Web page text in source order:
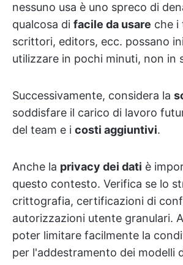
nessuno usa è uno spreco di
qualcosa di facile da usare che i
scrittori, editors, ecc. possano
utilizzare in pochi minuti, non in
Successivamente, considera la
soddisfare il carico di lavoro
del team e i costi aggiuntivi.
Anche la privacy dei dati è
questo contesto. Verifica se lo
crittografia, certificazioni di
autorizzazioni utente granulari.
poter limitare facilmente la
per l'addestramento dei modelli